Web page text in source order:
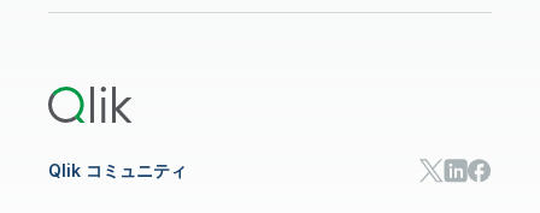
Qlik コミュニティ